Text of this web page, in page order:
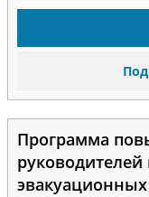
Программа